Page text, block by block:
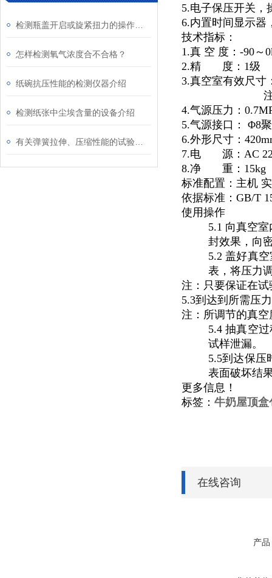
怎样检测氧气浓度合不合格？
纸碗抗压性能的检测仪器介绍
检测纸张中尘埃含量的设备介绍
5.电子保压开关，
6.内置时间显示器
技术指标：
1.真 空 度：-90～
2.精
度：1级
3.真空室有效尺寸
4.气源压力：
5.气源接口：
Φ8
6.外形尺寸：
7.电
源：AC
8.净
重：15kg
标准配置：主机
依据标准：GB/T
使用操作
5.1 向真空
封效果，向
5.2 盖好真
表，将压力
注：只要保证在
5.3到达到所需压
注：所调节的真
5.4 抽真空
试样泄漏。
5.5到达保压
表面破坏结
更多信息！
标签： 牛奶屋顶
在线咨询
产品